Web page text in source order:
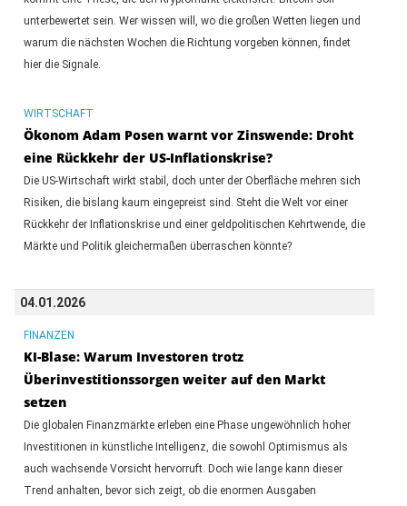
unterbewertet sein. Wer wissen will, wo die großen Wetten liegen und
warum die nächsten Wochen die Richtung vorgeben können, findet
hier die Signale.
WIRTSCHAFT
Ökonom Adam Posen warnt vor Zinswende: Droht
eine Rückkehr der US-Inflationskrise?
Die US-Wirtschaft wirkt stabil, doch unter der Oberfläche mehren sich
Risiken, die bislang kaum eingepreist sind. Steht die Welt vor einer
Rückkehr der Inflationskrise und einer geldpolitischen Kehrtwende, die
Märkte und Politik gleichermaßen überraschen könnte?
04.01.2026
FINANZEN
KI-Blase: Warum Investoren trotz
Überinvestitionssorgen weiter auf den Markt
setzen
Die globalen Finanzmärkte erleben eine Phase ungewöhnlich hoher
Investitionen in künstliche Intelligenz, die sowohl Optimismus als
auch wachsende Vorsicht hervorruft. Doch wie lange kann dieser
Trend anhalten, bevor sich zeigt, ob die enormen Ausgaben